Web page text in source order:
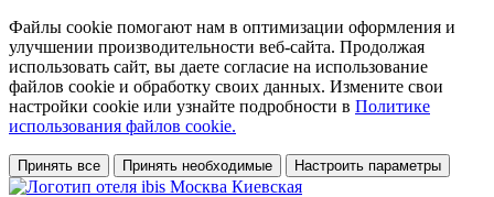
Файлы cookie помогают нам в оптимизации оформления и
улучшении производительности веб-сайта. Продолжая
использовать сайт, вы даете согласие на использование
файлов cookie и обработку своих данных. Измените свои
настройки cookie или узнайте подробности в Политике
использования файлов cookie.
Принять все Принять необходимые Настроить параметры